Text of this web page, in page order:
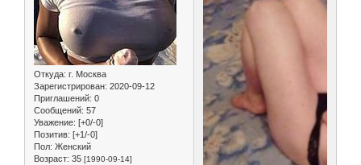
Откуда: г. Москва
Зарегистрирован: 2020-09-12
Приглашений: 0
Сообщений: 57
Уважение: [+0/-0]
Позитив: [+1/-0]
Пол: Женский
Возраст: 35 [1990-09-14]